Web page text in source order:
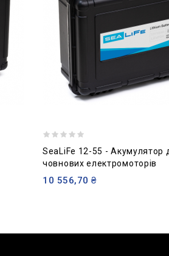
SeaLiFe 12-55 - Акумулятор
човнових електромоторів
10 556,70 ₴